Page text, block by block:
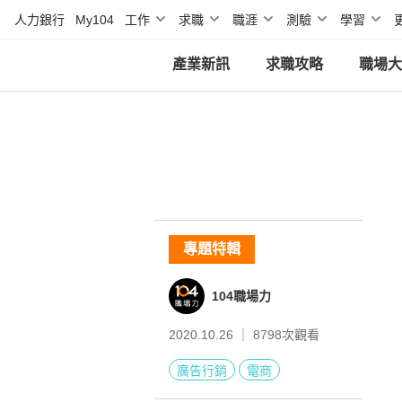
人力銀行 My104 工作 求職 職涯 測驗 學習
產業新訊 求職攻略 職場
專題特輯
104職場力
2020.10.26 ｜ 8798次觀看
廣告行銷 電商